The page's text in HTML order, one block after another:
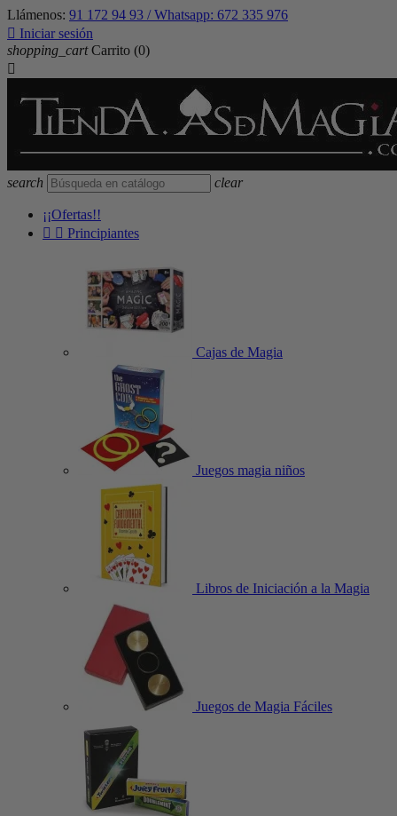
Llámenos: 91 172 94 93 / Whatsapp: 672 335 976
 Iniciar sesión
shopping_cart Carrito (0)

search clear
¡¡Ofertas!!
  Principiantes
Cajas de Magia
Juegos magia niños
Libros de Iniciación a la Magia
Juegos de Magia Fáciles